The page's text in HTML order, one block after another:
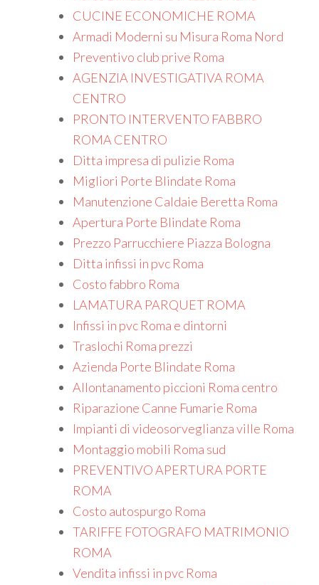
CUCINE ECONOMICHE ROMA
Armadi Moderni su Misura Roma Nord
Preventivo club prive Roma
AGENZIA INVESTIGATIVA ROMA
CENTRO
PRONTO INTERVENTO FABBRO
ROMA CENTRO
Ditta impresa di pulizie Roma
Migliori Porte Blindate Roma
Manutenzione Caldaie Beretta Roma
Apertura Porte Blindate Roma
Prezzo Parrucchiere Piazza Bologna
Ditta infissi in pvc Roma
Costo fabbro Roma
LAMATURA PARQUET ROMA
Infissi in pvc Roma e dintorni
Traslochi Roma prezzi
Azienda Porte Blindate Roma
Allontanamento piccioni Roma centro
Riparazione Canne Fumarie Roma
Impianti di videosorveglianza ville Roma
Montaggio mobili Roma sud
PREVENTIVO APERTURA PORTE
ROMA
Costo autospurgo Roma
TARIFFE FOTOGRAFO MATRIMONIO
ROMA
Vendita infissi in pvc Roma